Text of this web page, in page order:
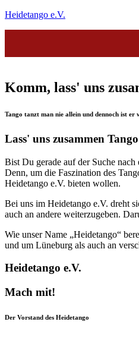
Heidetango e.V.
Komm, lass' uns
Tango tanzt man nie allein und dennoch ist er
Lass' uns zusammen
Bist Du gerade auf der Suche
Denn, um die Faszination des
Heidetango e.V. bieten wollen.
Bei uns im Heidetango e.V. dreht
auch an andere weiterzugeben.
Wie unser Name „Heidetango“
und um Lüneburg als auch an
Heidetango e.V.
Mach mit!
Der Vorstand des Heidetango